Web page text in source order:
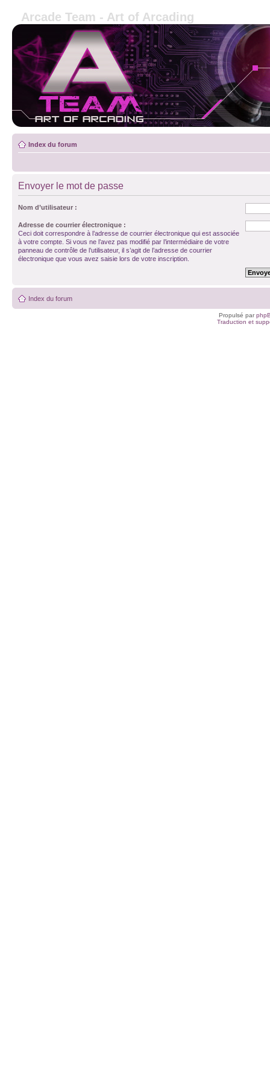
Arcade Team - Art of Arcading
Index du forum
Envoyer le mot de passe
Nom d’utilisateur :
Adresse de courrier électronique :
Ceci doit correspondre à l’adresse de courrier électronique qui est associée
à votre compte. Si vous ne l’avez pas modifié par l’intermédiaire de votre
panneau de contrôle de l’utilisateur, il s’agit de l’adresse de courrier
électronique que vous avez saisie lors de votre inscription.
Index du forum
Propulsé par
Traduction et